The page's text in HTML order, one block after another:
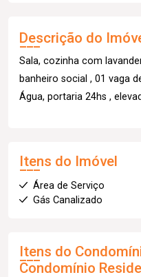
Descrição do
Sala, cozinha com
banheiro social , 01 vaga
Água, portaria 24hs ,
Itens do Imóvel
Área de Serviço
Gás Canalizado
Itens do
Condomínio